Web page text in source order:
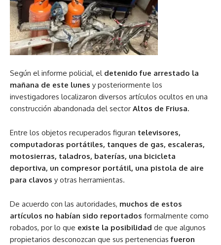
Según el informe policial, el detenido fue arrestado la
mañana de este lunes y posteriormente los
investigadores localizaron diversos artículos ocultos en una
construcción abandonada del sector Altos de Friusa.
Entre los objetos recuperados figuran televisores,
computadoras portátiles, tanques de gas, escaleras,
motosierras, taladros, baterías, una bicicleta
deportiva, un compresor portátil, una pistola de aire
para clavos y otras herramientas.
De acuerdo con las autoridades, muchos de estos
artículos no habían sido reportados formalmente como
robados, por lo que existe la posibilidad de que algunos
propietarios desconozcan que sus pertenenciasfueron